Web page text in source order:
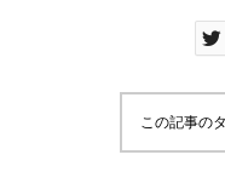
ンブーシュートよ
スに、より着やす
この記事の